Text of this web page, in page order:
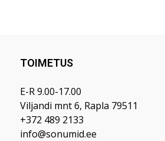
TOIMETUS
E-R 9.00-17.00
Viljandi mnt 6, Rapla 79511
+372 489 2133
info@sonumid.ee